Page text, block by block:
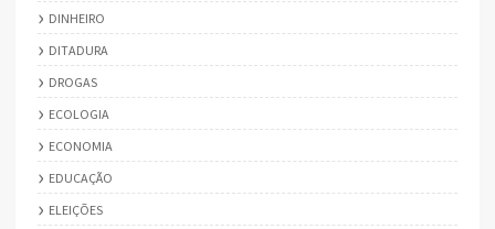
DINHEIRO
DITADURA
DROGAS
ECOLOGIA
ECONOMIA
EDUCAÇÃO
ELEIÇÕES